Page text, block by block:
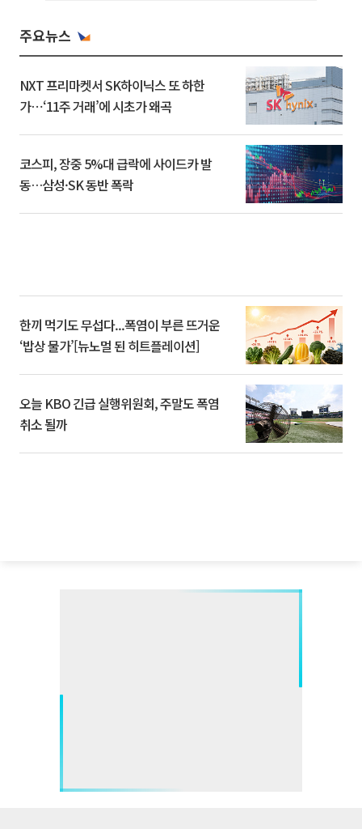
주요뉴스
NXT 프리마켓서 SK하이닉스 또 하한
가⋯‘11주 거래’에 시초가 왜곡
코스피, 장중 5%대 급락에 사이드카 발
동…삼성·SK 동반 폭락
한끼 먹기도 무섭다...폭염이 부른 뜨거운
‘밥상 물가’[뉴노멀 된 히트플레이션]
오늘 KBO 긴급 실행위원회, 주말도 폭염
취소 될까